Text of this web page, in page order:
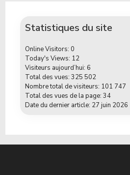
Statistiques du site
Online Visitors: 0
Today's Views: 12
Visiteurs aujourd’hui: 6
Total des vues:325 502
Nombre total de visiteurs: 101 747
Total des vues de la page:34
Date du dernier article: 27 juin 2026